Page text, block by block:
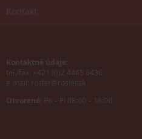
Kontakt
Kontaktné údaje:
tel./fax: +421 (0)2 4445 6436
e-mail: rosler@rosler.sk
Otvorené: Po – Pi 08:00 – 16:00